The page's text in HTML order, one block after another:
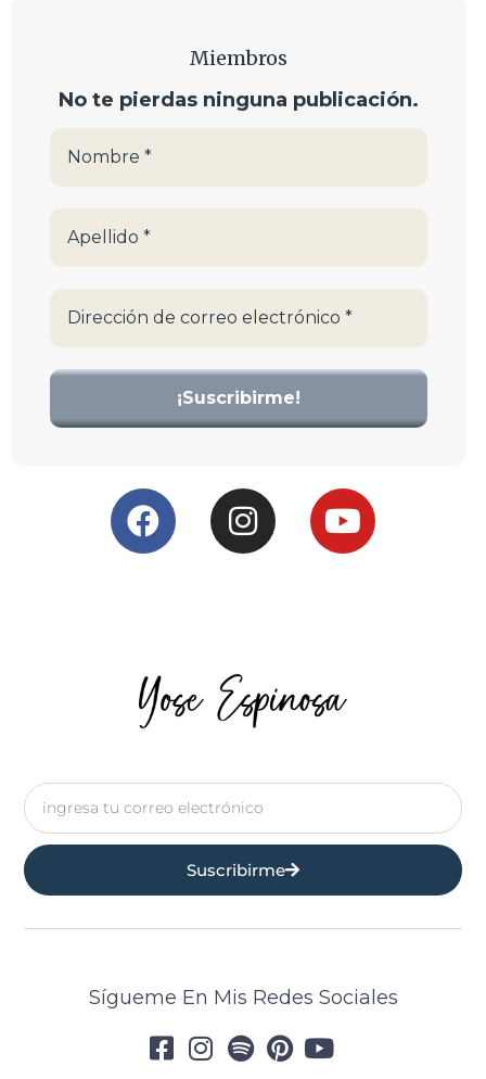
Miembros
No te pierdas ninguna publicación.
Suscribirme
Sígueme En Mis Redes Sociales